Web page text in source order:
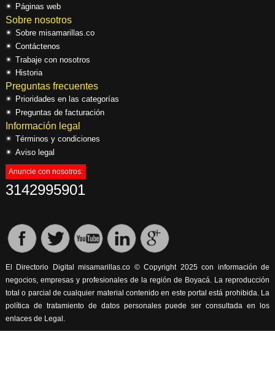
Páginas web
Sobre nosotros
Sobre misamarillas.co
Contáctenos
Trabaje con nosotros
Historia
Preguntas frecuentes
Prioridades en las categorías
Preguntas de facturación
Información legal
Términos y condiciones
Aviso legal
Anuncie con nosotros:
3142995901
El Directorio Digital misamarillas.co © Copyright 2025 con información de
negocios, empresas y profesionales de la región de Boyacá. La reproducción
total o parcial de cualquier material contenido en este portal está prohibida. La
política de tratamiento de datos personales puede ser consultada en los
enlaces de Legal.